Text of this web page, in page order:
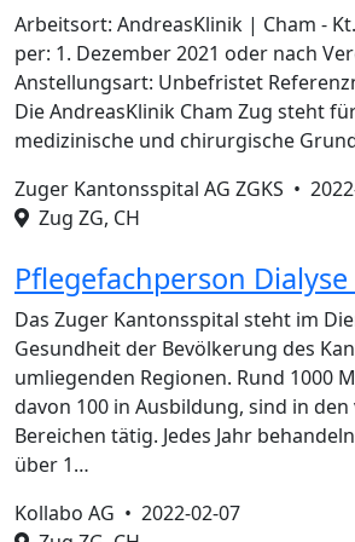
Arbeitsort: AndreasKlinik | Cham -
per: 1. Dezember 2021 oder nach
Anstellungsart: Unbefristet
Die AndreasKlinik Cham Zug steht
medizinische und chirurgische
Zuger Kantonsspital AG ZGKS •
Zug ZG, CH
Pflegefachperson Dialyse
Das Zuger Kantonsspital steht im
Gesundheit der Bevölkerung des
umliegenden Regionen. Rund 1000
davon 100 in Ausbildung, sind in
Bereichen tätig. Jedes Jahr
über 1…
Kollabo AG • 2022-02-07